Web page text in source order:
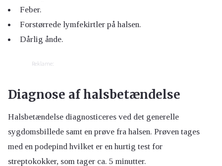
Feber.
Forstørrede lymfekirtler på halsen.
Dårlig ånde.
Reklame:
Diagnose af halsbetændelse
Halsbetændelse diagnosticeres ved det generelle
sygdomsbillede samt en prøve fra halsen. Prøven tages
med en podepind hvilket er en hurtig test for
streptokokker, som tager ca. 5 minutter.